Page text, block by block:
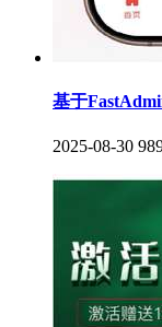
基于
2025-08-30